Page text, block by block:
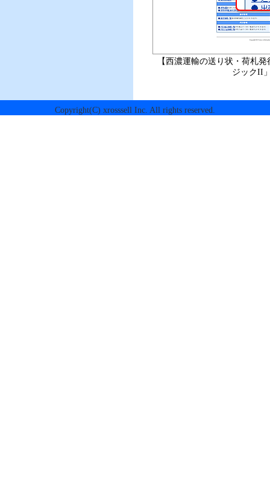
【西濃運輸の送り状・荷札
ジックII
Copyright(C) xrosssell Inc. All rights reserved.